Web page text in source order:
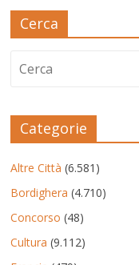
Cerca
Categorie
Altre Città (6.581)
Bordighera (4.710)
Concorso (48)
Cultura (9.112)